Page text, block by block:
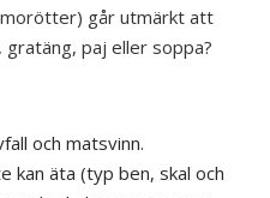
går utmärkt att
paj eller soppa?
och matsvinn.
kan äta (typ ben, skal och